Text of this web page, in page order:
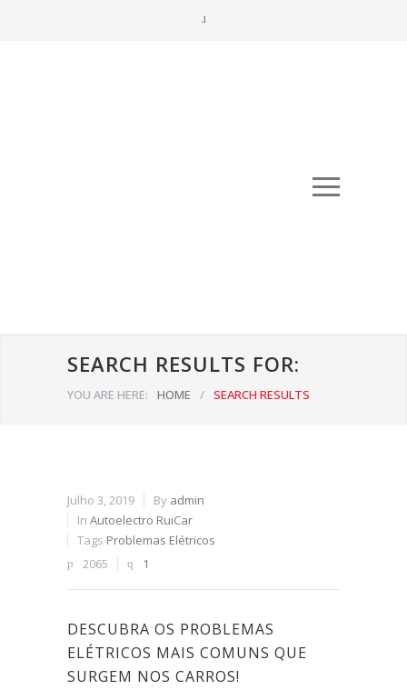
SEARCH RESULTS FOR:
YOU ARE HERE: HOME / SEARCH RESULTS
Julho 3, 2019 By admin
In Autoelectro RuiCar
Tags Problemas Elétricos
2065
1
DESCUBRA OS PROBLEMAS
ELÉTRICOS MAIS COMUNS QUE
SURGEM NOS CARROS!